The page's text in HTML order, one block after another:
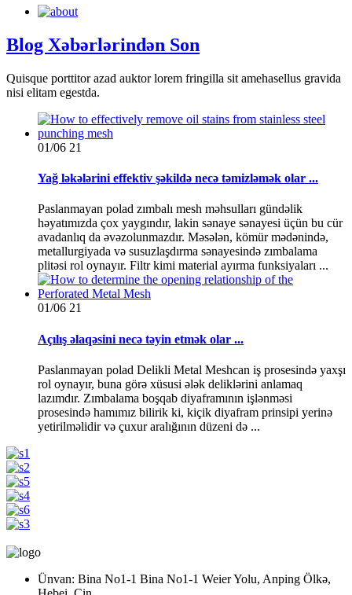
Blog Xəbərlərindən Son
Quisque porttitor azad auktor lorem fringilla sit amehasellus gravida
nisi elitam egestda.
01/06 21
Yağ ləkələrini effektiv şəkildə necə təmizləmək olar ...
Paslanmayan polad zımbalı mesh məhsulları gündəlik
həyatımızda çox yaygındır, lakin sənaye sənayesi üçün bu cür
avadanlıq da əvəzolunmazdır. Məsələn, kömür mədənində,
metallurgiyada və susuzlaşdırma sənayesində zımbalama
plitəsi rol oynayır. Filtr kimi material ayırma funksiyaları ...
01/06 21
Açılış əlaqəsini necə təyin etmək olar ...
Paslanmayan polad Delikli Metal Meshcan iş prosesində yaxşı
rol oynayır, buna görə xüsusi ələk deliklərini anlamaq
lazımdır. Zımbalama boşqab diyaframının işlənməsi
prosesində hamımız bilirik ki, kiçik diyafram prinsipi yerinə
yetirilməlidir və çuxur aralığının düzeni də ...
Ünvan: Bina No1-1 Bina No1-1 Weier Yolu, Anping Ölkə,